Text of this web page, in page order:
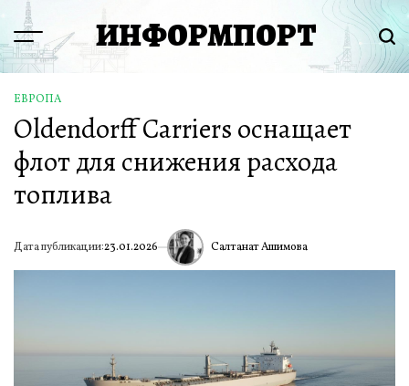
Перейти
содержимому
Menu ИНФОРМПОРТ
ОПУБЛИКОВАНО
В
ЕВРОПА
Oldendorff Carriers оснащает
флот для снижения расхода
топлива
Дата публикации:23.01.2026 ИА Салтанат Ашимова